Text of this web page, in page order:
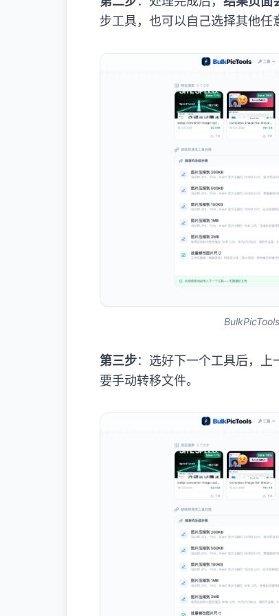
步工具，也可以自己选择其他任
第三步：选好下一个工具后，上
要手动转移文件。